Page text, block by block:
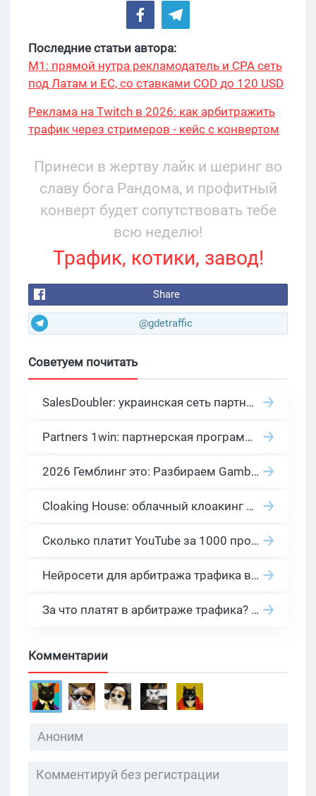
Последние статьи автора:
М1: прямой нутра рекламодатель и CPA сеть
под Латам и ЕС, со ставками COD до 120 USD
Реклама на Twitch в 2026: как арбитражить
трафик через стримеров - кейс с конвертом
Принеси в жертву лайк и шеринг во
славу бога Рандома, и профитный
конверт будет сопутствовать тебе
всю неделю!
Трафик, котики, завод!
Share
@gdetraffic
Советуем почитать
SalesDoubler: украинская сеть партнерских программ с оплатой за действие
Partners 1win: партнерская программа казино в нише гемблинг арбитраж
2026 Гемблинг это: Разбираем Gambling вертикаль, и все что связано с гемблинг и беттинг офферами
Cloaking House: облачный клоакинг для фильтрации ботов FB и Google Ads — гайд PHP-интеграции 2026
Сколько платит YouTube за 1000 просмотров в 2026: реальные цифры от 0.5 до 36 USD по ГЕО
Нейросети для арбитража трафика в 2026: инструменты, кейсы и AI-медиабайеры
За что платят в арбитраже трафика? 30 моделей оплаты в бурж и СНГ партнерках
Комментарии